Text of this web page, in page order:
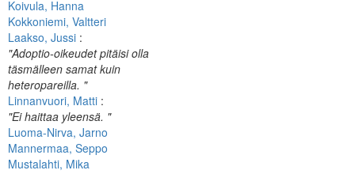
Koivula, Hanna
Kokkoniemi, Valtteri
Laakso, Jussi :
"Adoptio-oikeudet pitäisi olla
täsmälleen samat kuin
heteropareilla. "
Linnanvuori, Matti :
"Ei haittaa yleensä. "
Luoma-Nirva, Jarno
Mannermaa, Seppo
Mustalahti, Mika